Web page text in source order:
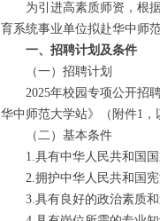
为引进高素质师资，根据
育系统事业单位拟赴华中师
一、招聘计划及条件
（一）招聘计划
2025年校园专项公开招聘
华中师范大学站》（附件1，
（二）基本条件
1.具有中华人民共和国国
2.拥护中华人民共和国宪
3.具有良好的政治素质和